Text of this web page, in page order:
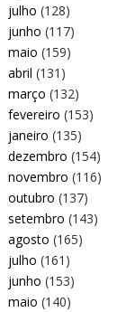
julho (128)
junho (117)
maio (159)
abril (131)
março (132)
fevereiro (153)
janeiro (135)
dezembro (154)
novembro (116)
outubro (137)
setembro (143)
agosto (165)
julho (161)
junho (153)
maio (140)